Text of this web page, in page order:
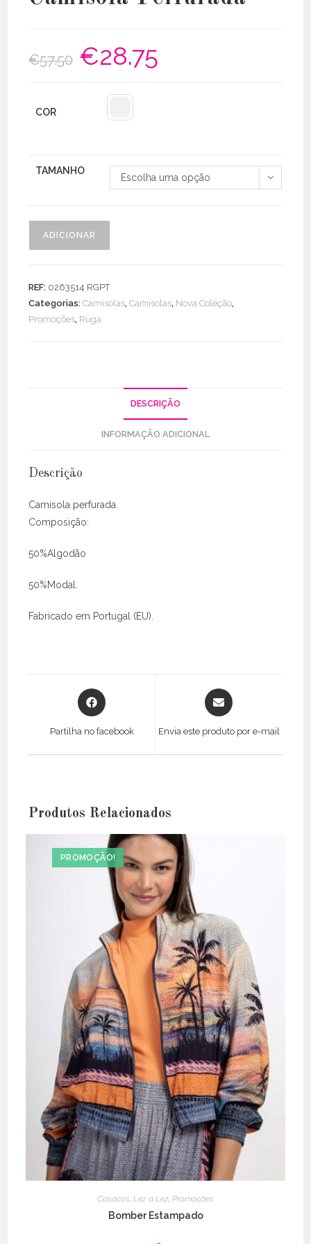
€57.50
O
preço
original
€28.75
COR
TAMANHO
Escolha uma opção
ADICIONAR
REF: 0263514 RGPT
Categorias:Camisolas,Camisolas, Nova Coleção,
Promoções, Rüga
DESCRIÇÃO
INFORMAÇÃO ADICIONAL
Descrição
Camisola perfurada.
Composição:
50%Algodão
50%Modal.
Fabricado em Portugal (EU).
Opens
in
Partilha no facebook
Opens
in
Envia este produto por e-mail
Produtos Relacionados
PROMOÇÃO!
Casacos, Lez a Lez, Promoções
Bomber Estampado